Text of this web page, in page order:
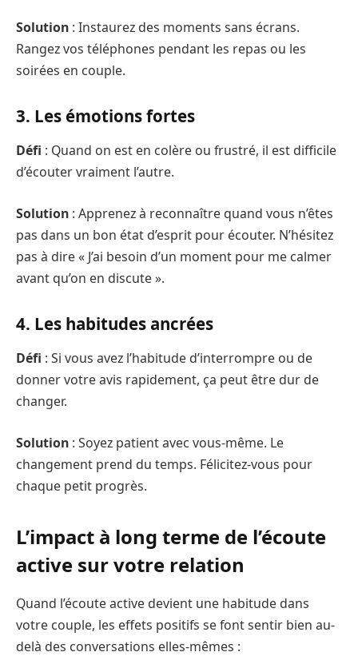
Solution : Instaurez des moments sans écrans.
Rangez vos téléphones pendant les repas ou les
soirées en couple.
3. Les émotions fortes
Défi : Quand on est en colère ou frustré, il est difficile
d’écouter vraiment l’autre.
Solution : Apprenez à reconnaître quand vous n’êtes
pas dans un bon état d’esprit pour écouter. N’hésitez
pas à dire « J’ai besoin d’un moment pour me calmer
avant qu’on en discute ».
4. Les habitudes ancrées
Défi : Si vous avez l’habitude d’interrompre ou de
donner votre avis rapidement, ça peut être dur de
changer.
Solution : Soyez patient avec vous-même. Le
changement prend du temps. Félicitez-vous pour
chaque petit progrès.
L’impact à long terme de l’écoute
active sur votre relation
Quand l’écoute active devient une habitude dans
votre couple, les effets positifs se font sentir bien au-
delà des conversations elles-mêmes :